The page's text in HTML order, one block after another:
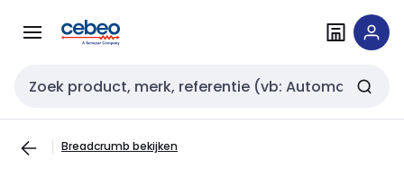
naar
naar
Zoekveld invoer
Breadcrumb bekijken